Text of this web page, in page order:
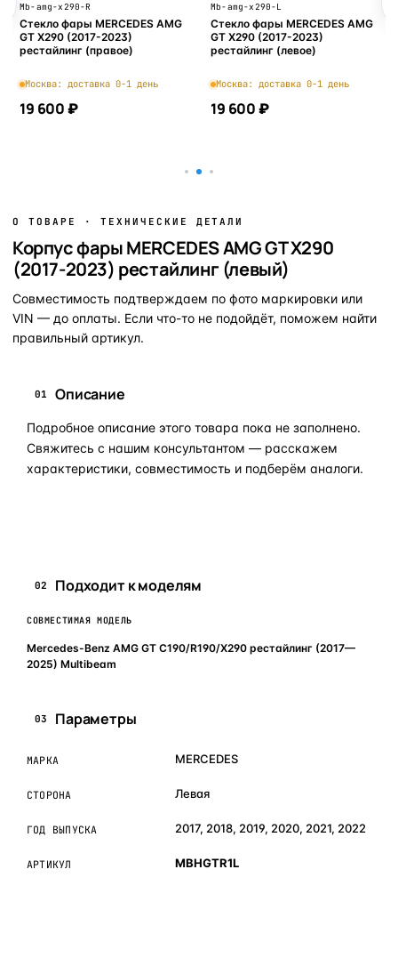
Mb-amg-x290-R
Стекло фары MERCEDES AMG
GT X290 (2017-2023)
рестайлинг (правое)
Москва: доставка 0-1 день
19 600 ₽
Mb-amg-x290-L
Стекло фары MERCEDES AMG
GT X290 (2017-2023)
рестайлинг (левое)
Москва: доставка 0-1 день
19 600 ₽
О ТОВАРЕ · ТЕХНИЧЕСКИЕ ДЕТАЛИ
Корпус фары MERCEDES AMG GT X290
(2017-2023) рестайлинг (левый)
Совместимость подтверждаем по фото маркировки или
VIN — до оплаты. Если что-то не подойдёт, поможем найти
правильный артикул.
01 Описание
Подробное описание этого товара пока не заполнено.
Свяжитесь с нашим консультантом — расскажем
характеристики, совместимость и подберём аналоги.
02 Подходит к моделям
СОВМЕСТИМАЯ МОДЕЛЬ
Mercedes-Benz AMG GT C190/R190/X290 рестайлинг (2017—
2025) Multibeam
03 Параметры
МАРКА MERCEDES
СТОРОНА Левая
ГОД ВЫПУСКА 2017, 2018, 2019, 2020, 2021, 2022
АРТИКУЛ MBHGTR1L